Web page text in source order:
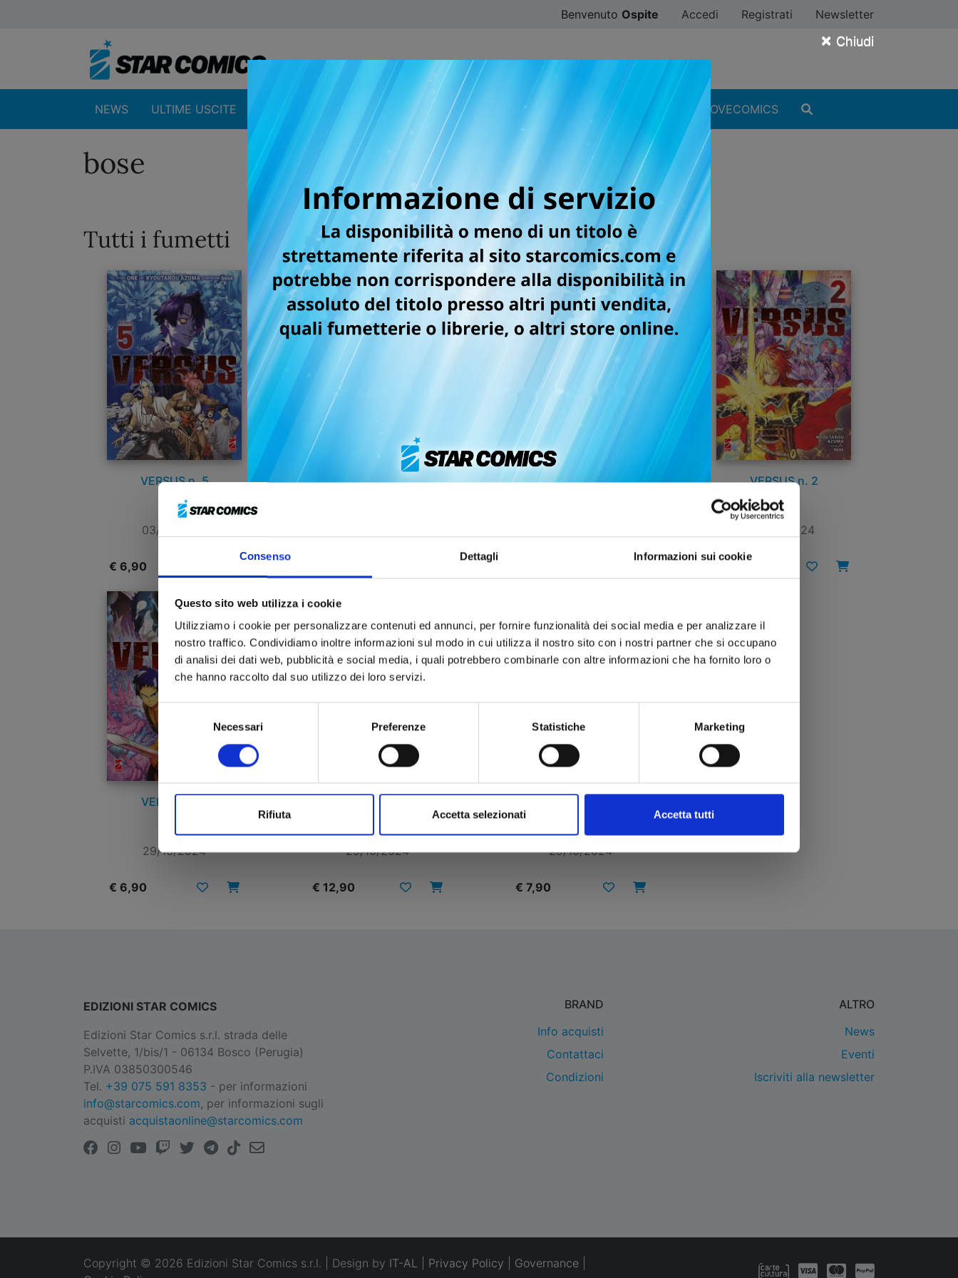
Consenso Dettagli Informazioni sui cookie
Questo sito web utilizza i cookie
Utilizziamo i cookie per personalizzare contenuti ed annunci, per fornire funzionalità dei social media e per analizzare il
nostro traffico. Condividiamo inoltre informazioni sul modo in cui utilizza il nostro sito con i nostri partner che si occupano
di analisi dei dati web, pubblicità e social media, i quali potrebbero combinarle con altre informazioni che ha fornito loro o
che hanno raccolto dal suo utilizzo dei loro servizi.
Selezione
del
consenso
Necessari Preferenze Statistiche Marketing
Rifiuta Accetta selezionati Accetta tutti
× Chiudi
Benvenuto Ospite Accedi Registrati Newsletter
NEWS ULTIME USCITE CATALOGO SFOGLIA ONLINE DIGISTAR #ILOVEMANGA #ILOVECOMICS
bose
Tutti i fumetti
VERSUS n. 5
03/02/2026
€ 6,90
VERSUS n. 4 VERSUS n. 3 VERSUS n. 2
26/11/2024
VERSUS n. 1
29/10/2024
€ 6,90
CON 2 ILLUSTRATION CARD
29/10/2024
€ 12,90
VARIANT COVER EDITION
29/10/2024
€ 7,90
EDIZIONI STAR COMICS
Edizioni Star Comics s.r.l. strada delle
Selvette, 1/bis/1 - 06134 Bosco (Perugia)
P.IVA 03850300546
Tel. +39 075 591 8353 - per informazioni
info@starcomics.com, per informazioni sugli
acquisti acquistaonline@starcomics.com
BRAND
Info acquisti
Contattaci
Condizioni
ALTRO
News
Eventi
Iscriviti alla newsletter
Copyright © 2026 Edizioni Star Comics s.r.l. | Design by IT-AL Privacy Policy Governance